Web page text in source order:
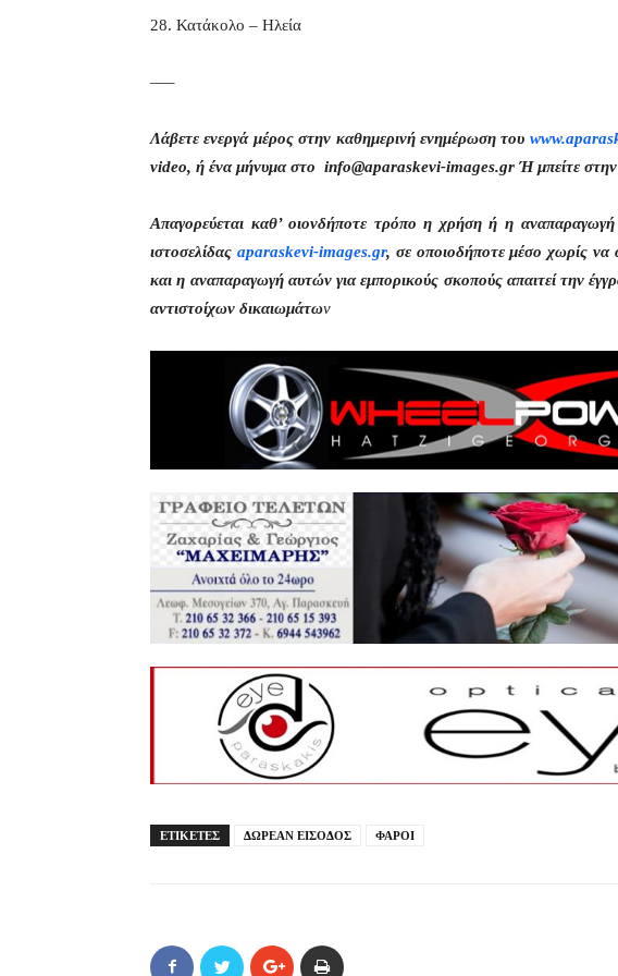
28. Κατάκολο – Ηλεία
—–
Λάβετε ενεργά μέρος στην καθημερινή ενημέρωση του
video, ή ένα μήνυμα στο info@aparaskevi-images.gr Ή μπείτε στην
Απαγορεύεται καθ’ οιονδήποτε τρόπο η χρήση ή η
ιστοσελίδας aparaskevi-images.gr, σε οποιοδήποτε μέσο χωρίς
και η αναπαραγωγή αυτών για εμπορικούς σκοπούς απαιτεί την
αντιστοίχων δικαιωμάτων
ΕΤΙΚΕΤΕΣ ΔΩΡΕΑΝ ΕΙΣΟΔΟΣ ΦΑΡΟΙ